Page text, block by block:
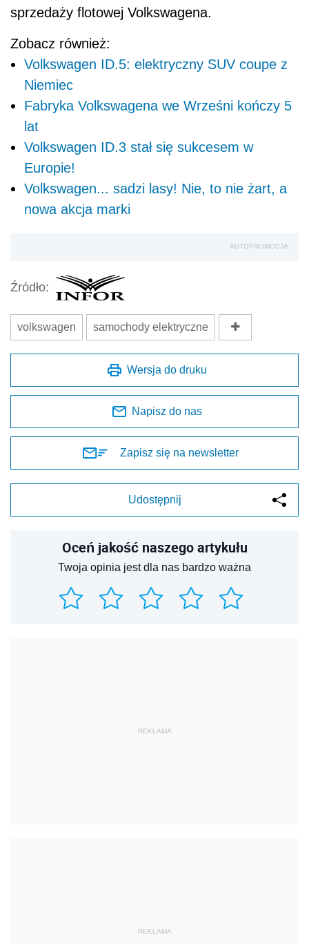
sprzedaży flotowej Volkswagena.
Zobacz również:
Volkswagen ID.5: elektryczny SUV coupe z
Niemiec
Fabryka Volkswagena we Wrześni kończy 5
lat
Volkswagen ID.3 stał się sukcesem w
Europie!
Volkswagen... sadzi lasy! Nie, to nie żart, a
nowa akcja marki
AUTOPROMOCJA
Źródło:
volkswagen samochody elektryczne
Wersja do druku
Napisz do nas
Zapisz się na newsletter
Udostępnij
Oceń jakość naszego artykułu
Twoja opinia jest dla nas bardzo ważna
REKLAMA
REKLAMA